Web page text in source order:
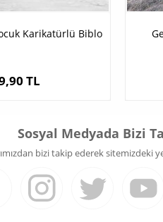
Karikatürlü Biblo
TL
Sosyal Medyada Bizi
bizi takip ederek sitemizdeki